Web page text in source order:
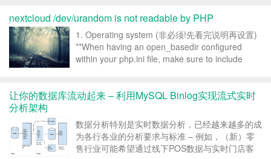
首先没有什么容量、下载速度的限制，而且本地访
问速...
nextcloud /dev/urandom is not readable by PHP
1. Operating system (非必须!先看完说明再设置)
**When having an open_basedir configured
within your php.ini file, make sure to include
让你的数据库流动起来 – 利用MySQL Binlog实现流式实时
分析架构
数据分析特别是实时数据分析，已经越来越多的成
为各行各业的分析要求与标准 – 例如，（新）零
售行业可能希望通过­­线下POS数据与实时门店客